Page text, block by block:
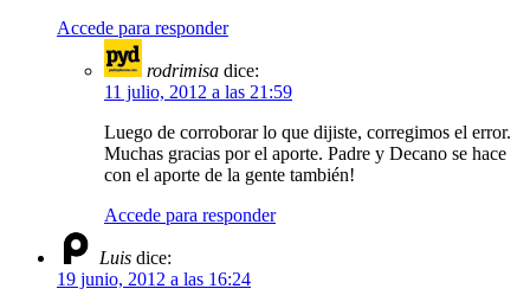
Accede para responder
rodrimisa dice:
11 julio, 2012 a las 21:59
Luego de corroborar lo que dijiste, corregimos el error.
Muchas gracias por el aporte. Padre y Decano se hace
con el aporte de la gente también!
Accede para responder
Luis dice:
19 junio, 2012 a las 16:24